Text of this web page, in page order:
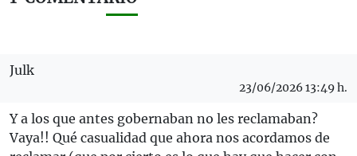
Julk
23/06/2026 13:49 h.
Y a los que antes gobernaban no les reclamaban?
Vaya!! Qué casualidad que ahora nos acordamos de